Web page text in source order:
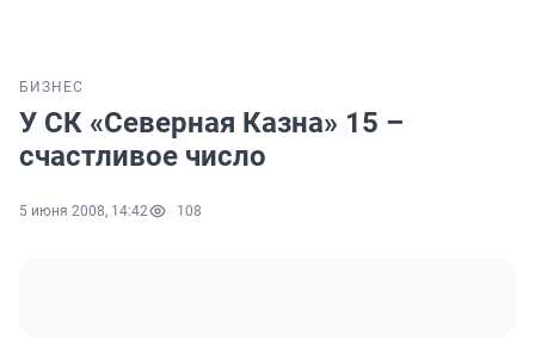
БИЗНЕС
У СК «Северная Казна» 15 –
счастливое число
5 июня 2008, 14:42 108